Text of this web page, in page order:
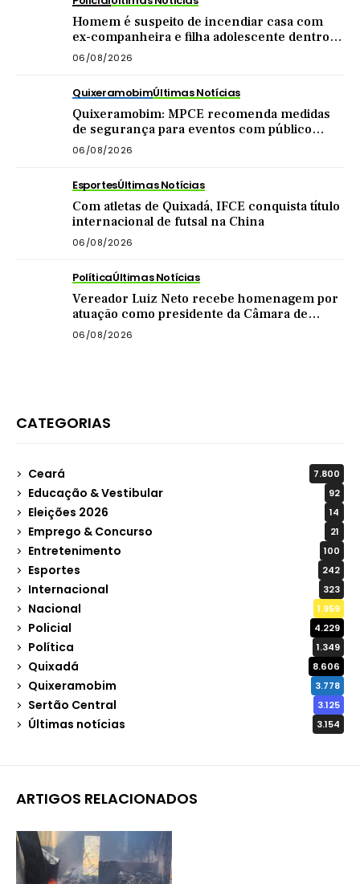
Homem é suspeito de incendiar casa com
ex-companheira e filha adolescente dentro
do imóvel
06/08/2026
QuixeramobimÚltimas Notícias
Quixeramobim: MPCE recomenda medidas
de segurança para eventos com público
acima de mil pessoas
06/08/2026
EsportesÚltimas Notícias
Com atletas de Quixadá, IFCE conquista título
internacional de futsal na China
06/08/2026
PolíticaÚltimas Notícias
Vereador Luiz Neto recebe homenagem por
atuação como presidente da Câmara de
Quixadá
06/08/2026
CATEGORIAS
Ceará 7.800
Educação & Vestibular 92
Eleições 2026 14
Emprego & Concurso 21
Entretenimento 100
Esportes 242
Internacional 323
Nacional 1.959
Policial 4.229
Política 1.349
Quixadá 8.606
Quixeramobim 3.778
Sertão Central 3.125
Últimas notícias 3.154
ARTIGOS RELACIONADOS